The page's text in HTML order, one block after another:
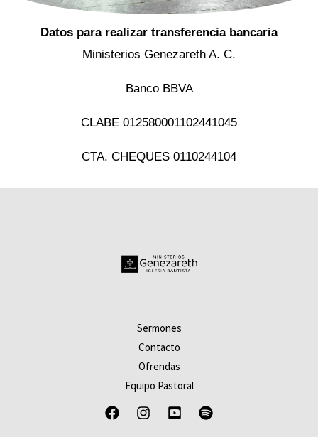
Datos para realizar transferencia bancaria
Ministerios Genezareth A. C.
Banco BBVA
CLABE 012580001102441045
CTA. CHEQUES 0110244104
Sermones
Contacto
Ofrendas
Equipo Pastoral